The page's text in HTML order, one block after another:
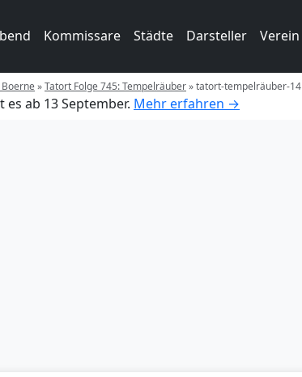
Kommissare Städte Darsteller Verein
»Tatort Folge 745: Tempelräuber»tatort-tempelräuber-14
es ab 13 September. Mehr erfahren →